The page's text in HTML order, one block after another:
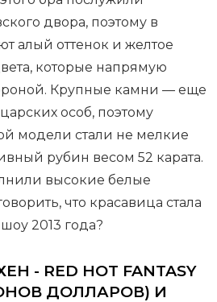
двора, поэтому в
алый оттенок и желтое
которые напрямую
Крупные камни — еще
особ, поэтому
модели стали не мелкие
рубин весом 52 карата.
высокие белые
что красавица стала
2013 года?
- RED HOT FANTASY
ДОЛЛАРОВ) И